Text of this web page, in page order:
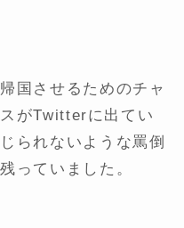
国させるためのチャ
がTwitterに出てい
られないような罵倒
っていました。